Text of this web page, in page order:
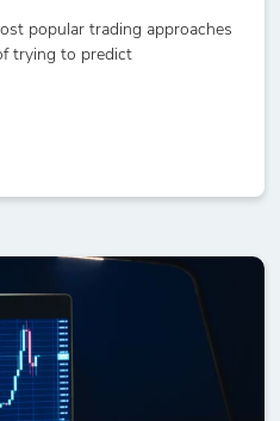
popular trading approaches
trying to predict